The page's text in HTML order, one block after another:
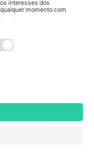
Para mais